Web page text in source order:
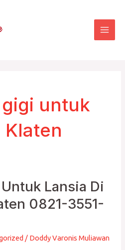
untuk
Klaten
Lansia Di
0821-3551-
/ Doddy Varonis Muliawan